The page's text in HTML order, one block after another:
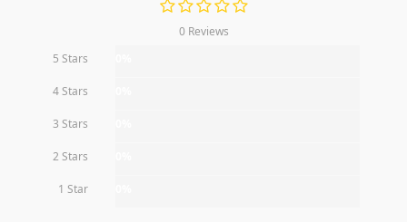
0 Reviews
5 Stars
4 Stars
3 Stars
2 Stars
1 Star